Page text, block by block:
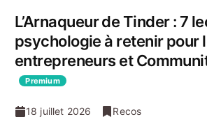
L’Arnaqueur de Tinder : 7
psychologie à retenir pour
entrepreneurs et
Premium
18 juillet 2026 Recos